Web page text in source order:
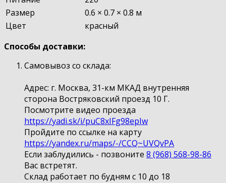
Размер
0.6 × 0.7 × 0.8 м
Цвет
красный
Способы доставки:
Самовывоз со склада:
Адрес: г. Москва, 31-км МКАД внутренняя
сторона Востряковский проезд 10 Г.
Посмотрите видео проезда
https://yadi.sk/i/puC8xIFg98epIw
Пройдите по ссылке на карту
https://yandex.ru/maps/-/CCQ~UVQvPA
Если заблудились - позвоните 8 (968) 568-98-86
Вас встретят.
Склад работает по будням с 10 до 18